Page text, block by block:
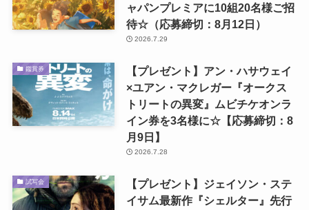
ャパンプレミアに10組20名様ご招
待☆（応募締切：8月12日）
2026.7.29
鑑賞券
【プレゼント】アン・ハサウェイ
×ユアン・マクレガー『オークス
トリートの異変』ムビチケオンラ
イン券を3名様に☆【応募締切：8
月9日】
2026.7.28
試写会
【プレゼント】ジェイソン・ステ
イサム最新作『シェルター』先行